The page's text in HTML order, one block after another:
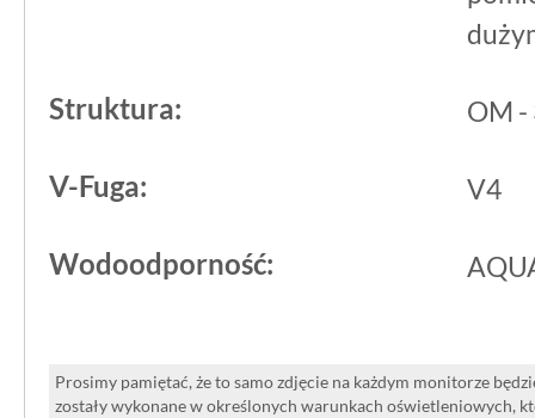
Struktura: OM -
V-Fuga: V4
Wodoodporność:
Prosimy pamiętać, że to samo zdjęcie na każdym monitorze
zostały wykonane w określonych warunkach oświetleniowych,